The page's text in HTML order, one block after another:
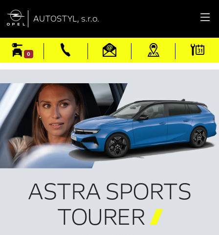
 AUTOSTYL, s.r.o.
0
ASTRA SPORTS
TOURER